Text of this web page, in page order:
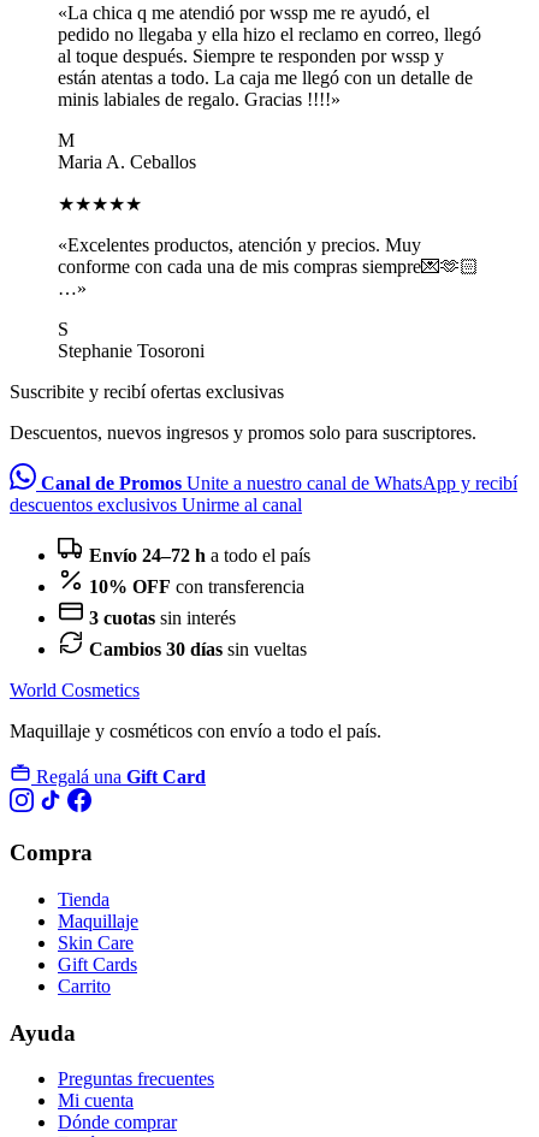
«La chica q me atendió por wssp me re ayudó, el
pedido no llegaba y ella hizo el reclamo en correo, llegó
al toque después. Siempre te responden por wssp y
están atentas a todo. La caja me llegó con un detalle de
minis labiales de regalo. Gracias !!!!»
M
Maria A. Ceballos
★★★★★
«Excelentes productos, atención y precios. Muy
conforme con cada una de mis compras siempre💌🫶🏻
…»
S
Stephanie Tosoroni
Suscribite y recibí ofertas exclusivas
Descuentos, nuevos ingresos y promos solo para suscriptores.
Canal de Promos Unite a nuestro canal de WhatsApp y recibí
descuentos exclusivos Unirme al canal
Envío 24–72 h a todo el país
10% OFF con transferencia
3 cuotas sin interés
Cambios 30 días sin vueltas
World Cosmetics
Maquillaje y cosméticos con envío a todo el país.
Regalá una Gift Card
Compra
Tienda
Maquillaje
Skin Care
Gift Cards
Carrito
Ayuda
Preguntas frecuentes
Mi cuenta
Dónde comprar